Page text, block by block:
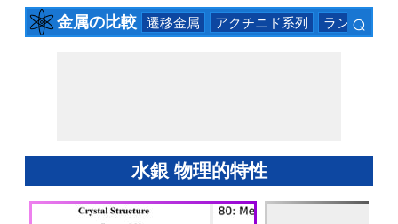
金属の比較 遷移金属 アクチニド系列 ランタニド
⌕
水銀 物理的特性